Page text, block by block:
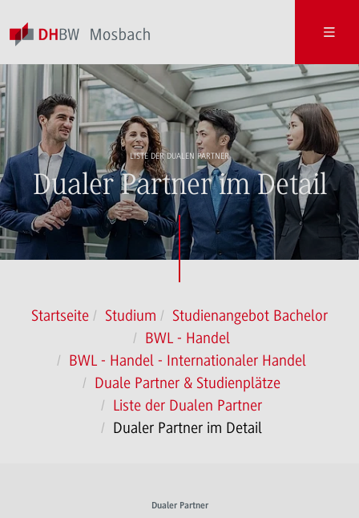
LISTE DER DUALEN PARTNER
Dualer Partner im Detail
Startseite Studium
Studienangebot Bachelor
BWL - Handel
BWL - Handel - Internationaler Handel
Duale Partner & Studienplätze
Liste der Dualen Partner
Dualer Partner im Detail
Dualer Partner